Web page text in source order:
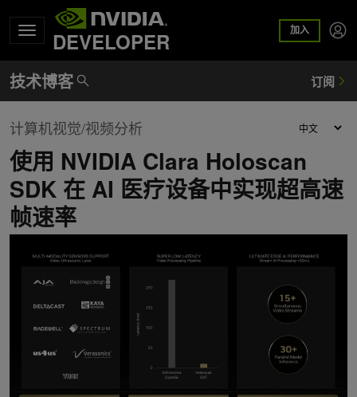
DEVELOPER 加入
计算机视觉/视频分析
使用 NVIDIA Clara Holoscan
SDK 在 AI 医疗设备中实现超高速
帧速率